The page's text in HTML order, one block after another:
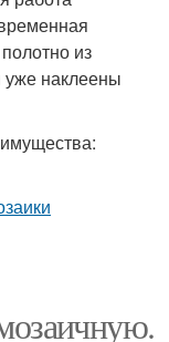
из
уже наклеены